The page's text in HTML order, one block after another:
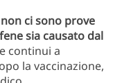
non ci sono prove
sia causato dal
continui a
la vaccinazione,